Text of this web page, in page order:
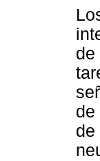
de
de
de